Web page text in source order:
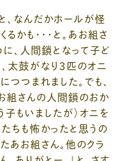
なんだかホールが怪
かも・・・と。あお組さ
、人間鎖となって子ど
太鼓がなり3匹のオニ
つまれました。でも、
組さんの人間鎖のおか
子もいましたが）オニを
ちも怖かったと思うの
あお組さん。他のクラ